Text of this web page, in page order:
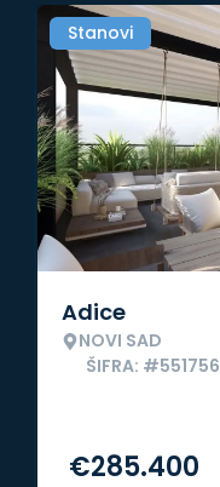
Stanovi
Adice
NOVI SAD
ŠIFRA: #551756
€285.400